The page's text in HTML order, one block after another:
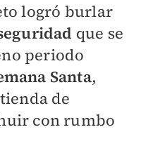
logró burlar
que se
periodo
Santa,
de
con rumbo